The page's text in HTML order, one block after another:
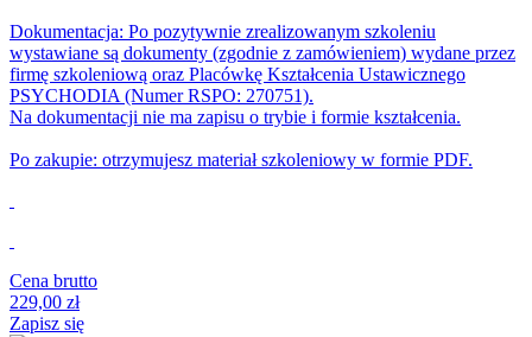
Dokumentacja: Po pozytywnie zrealizowanym szkoleniu
wystawiane są dokumenty (zgodnie z zamówieniem) wydane przez
firmę szkoleniową oraz Placówkę Kształcenia Ustawicznego
PSYCHODIA (Numer RSPO: 270751).
Na dokumentacji nie ma zapisu o trybie i formie kształcenia.
Po zakupie: otrzymujesz materiał szkoleniowy w formie PDF.
Cena brutto
229,00 zł
Zapisz się